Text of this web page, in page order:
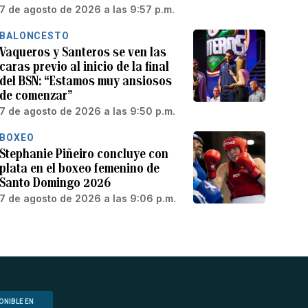
7 de agosto de 2026 a las 9:57 p.m.
BALONCESTO
Vaqueros y Santeros se ven las
caras previo al inicio de la final
del BSN: “Estamos muy ansiosos
de comenzar”
7 de agosto de 2026 a las 9:50 p.m.
BOXEO
Stephanie Piñeiro concluye con
plata en el boxeo femenino de
Santo Domingo 2026
7 de agosto de 2026 a las 9:06 p.m.
EN